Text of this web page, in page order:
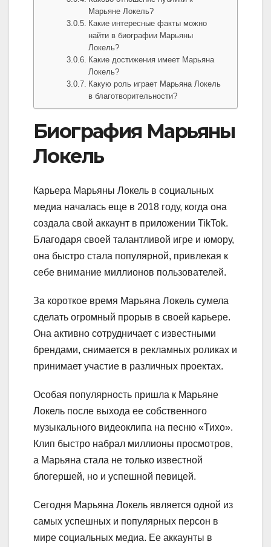
Марьяне Локель?
Какие интересные факты можно
найти в биографии Марьяны
Локель?
Какие достижения имеет Марьяна
Локель?
Какую роль играет Марьяна Локель
в благотворительности?
Биография Марьяны
Локель
Карьера Марьяны Локель в социальных
медиа началась еще в 2018 году, когда она
создала свой аккаунт в приложении TikTok.
Благодаря своей талантливой игре и юмору,
она быстро стала популярной, привлекая к
себе внимание миллионов пользователей.
За короткое время Марьяна Локель сумела
сделать огромный прорыв в своей карьере.
Она активно сотрудничает с известными
брендами, снимается в рекламных роликах и
принимает участие в различных проектах.
Особая популярность пришла к Марьяне
Локель после выхода ее собственного
музыкального видеоклипа на песню «Тихо».
Клип быстро набрал миллионы просмотров,
а Марьяна стала не только известной
блогершей, но и успешной певицей.
Сегодня Марьяна Локель является одной из
самых успешных и популярных персон в
мире социальных медиа. Ее аккаунты в